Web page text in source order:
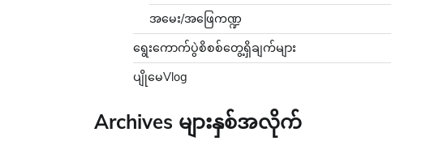
အမေး/အဖြေကဏ္ဍ
ရွေးကောက်ပွဲစိစစ်တွေ့ရှိချက်များ
ပျိုမေVlog
Archives များနှစ်အလိုက်